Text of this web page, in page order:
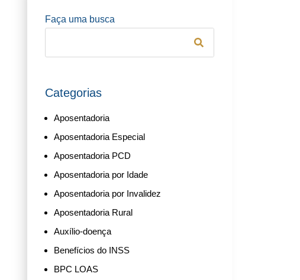
Faça uma busca
Categorias
Aposentadoria
Aposentadoria Especial
Aposentadoria PCD
Aposentadoria por Idade
Aposentadoria por Invalidez
Aposentadoria Rural
Auxílio-doença
Benefícios do INSS
BPC LOAS